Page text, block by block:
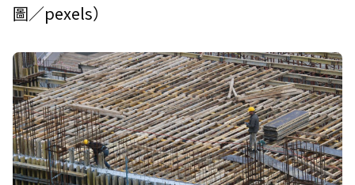
圖／pexels）